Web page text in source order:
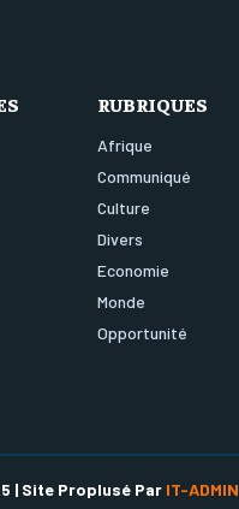
RUBRIQUES
Afrique
Communiqué
Culture
Divers
Economie
Monde
Opportunité
| Site Proplusé Par IT-ADMIN